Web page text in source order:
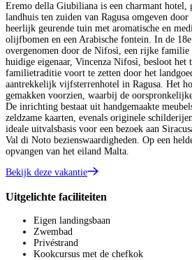
Eremo della Giubiliana is een charmant hotel,
landhuis ten zuiden van Ragusa omgeven
heerlijk geurende tuin met aromatische en
olijfbomen en een Arabische fontein. In de
overgenomen door de Nifosì, een rijke familie
huidige eigenaar, Vincenza Nifosì, besloot het
familietraditie voort te zetten door het
aantrekkelijk vijfsterrenhotel in Ragusa. Het
gemakken voorzien, waarbij de
De inrichting bestaat uit handgemaakte
zeldzame kaarten, evenals originele
ideale uitvalsbasis voor een bezoek aan
Val di Noto bezienswaardigheden. Op een
opvangen van het eiland Malta.
Bekijk deze vakantie
Uitgelichte faciliteiten
Eigen landingsbaan
Zwembad
Privéstrand
Kookcursus met de chefkok